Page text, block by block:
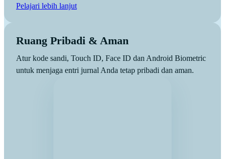
Pelajari lebih lanjut
Ruang Pribadi & Aman
Atur kode sandi, Touch ID, Face ID dan Android Biometric
untuk menjaga entri jurnal Anda tetap pribadi dan aman.